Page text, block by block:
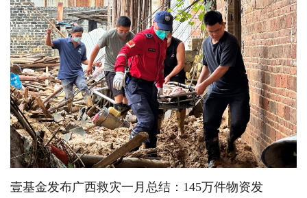
壹基金发布广西救灾一月总结：145万件物资发